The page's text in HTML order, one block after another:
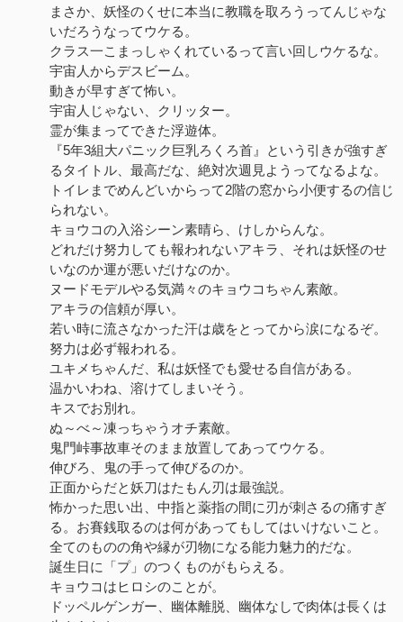
まさか、妖怪のくせに本当に教職を取ろうってんじゃな
いだろうなってウケる。
クラス一こまっしゃくれているって言い回しウケるな。
宇宙人からデスビーム。
動きが早すぎて怖い。
宇宙人じゃない、クリッター。
霊が集まってできた浮遊体。
『5年3組大パニック巨乳ろくろ首』という引きが強すぎ
るタイトル、最高だな、絶対次週見ようってなるよな。
トイレまでめんどいからって2階の窓から小便するの信じ
られない。
キョウコの入浴シーン素晴ら、けしからんな。
どれだけ努力しても報われないアキラ、それは妖怪のせ
いなのか運が悪いだけなのか。
ヌードモデルやる気満々のキョウコちゃん素敵。
アキラの信頼が厚い。
若い時に流さなかった汗は歳をとってから涙になるぞ。
努力は必ず報われる。
ユキメちゃんだ、私は妖怪でも愛せる自信がある。
温かいわね、溶けてしまいそう。
キスでお別れ。
ぬ～べ～凍っちゃうオチ素敵。
鬼門峠事故車そのまま放置してあってウケる。
伸びろ、鬼の手って伸びるのか。
正面からだと妖刀はたもん刃は最強説。
怖かった思い出、中指と薬指の間に刃が刺さるの痛すぎ
る。お賽銭取るのは何があってもしてはいけないこと。
全てのものの角や縁が刃物になる能力魅力的だな。
誕生日に「プ」のつくものがもらえる。
キョウコはヒロシのことが。
ドッペルゲンガー、幽体離脱、幽体なしで肉体は長くは